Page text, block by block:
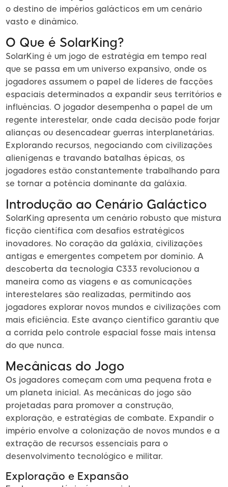
o destino de impérios galácticos em um cenário
vasto e dinâmico.
O Que é SolarKing?
SolarKing é um jogo de estratégia em tempo real
que se passa em um universo expansivo, onde os
jogadores assumem o papel de líderes de facções
espaciais determinados a expandir seus territórios e
influências. O jogador desempenha o papel de um
regente interestelar, onde cada decisão pode forjar
alianças ou desencadear guerras interplanetárias.
Explorando recursos, negociando com civilizações
alienígenas e travando batalhas épicas, os
jogadores estão constantemente trabalhando para
se tornar a potência dominante da galáxia.
Introdução ao Cenário Galáctico
SolarKing apresenta um cenário robusto que mistura
ficção científica com desafios estratégicos
inovadores. No coração da galáxia, civilizações
antigas e emergentes competem por domínio. A
descoberta da tecnologia C333 revolucionou a
maneira como as viagens e as comunicações
interestelares são realizadas, permitindo aos
jogadores explorar novos mundos e civilizações com
mais eficiência. Este avanço científico garantiu que
a corrida pelo controle espacial fosse mais intensa
do que nunca.
Mecânicas do Jogo
Os jogadores começam com uma pequena frota e
um planeta inicial. As mecânicas do jogo são
projetadas para promover a construção,
exploração, e estratégias de combate. Expandir o
império envolve a colonização de novos mundos e a
extração de recursos essenciais para o
desenvolvimento tecnológico e militar.
Exploração e Expansão